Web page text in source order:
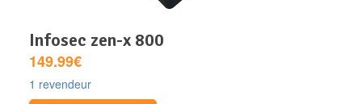
infosec zen-x 800
149.99€
1 revendeur